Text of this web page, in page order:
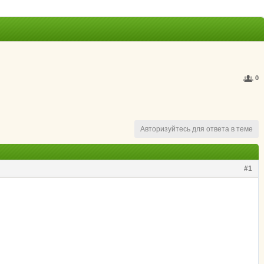
0
Авторизуйтесь для ответа в теме
#1